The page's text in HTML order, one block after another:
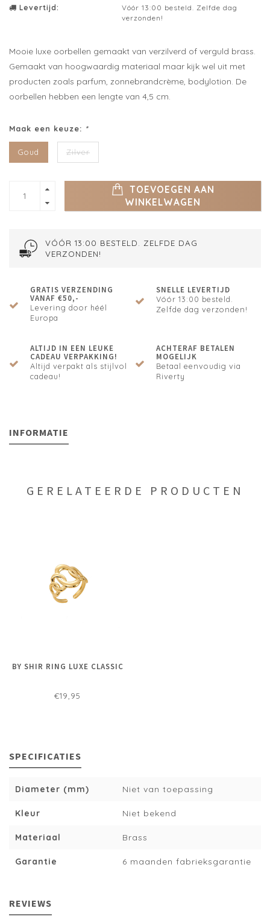
Levertijd:
Vóór 13:00 besteld. Zelfde dag
verzonden!
Mooie luxe oorbellen gemaakt van verzilverd of verguld brass.
Gemaakt van hoogwaardig materiaal maar kijk wel uit met
producten zoals parfum, zonnebrandcrème, bodylotion. De
oorbellen hebben een lengte van 4,5 cm.
Maak een keuze: *
Goud Zilver
TOEVOEGEN AAN
WINKELWAGEN
VÓÓR 13:00 BESTELD. ZELFDE DAG
VERZONDEN!
GRATIS VERZENDING
VANAF €50,-
Levering door héél
Europa
SNELLE LEVERTIJD
Vóór 13:00 besteld.
Zelfde dag verzonden!
ALTIJD IN EEN LEUKE
CADEAU VERPAKKING!
Altijd verpakt als stijlvol
cadeau!
ACHTERAF BETALEN
MOGELIJK
Betaal eenvoudig via
Riverty
INFORMATIE
GERELATEERDE PRODUCTEN
BY SHIR RING LUXE CLASSIC
€19,95
SPECIFICATIES
Diameter (mm) Niet van toepassing
Kleur Niet bekend
Materiaal Brass
Garantie 6 maanden fabrieksgarantie
REVIEWS